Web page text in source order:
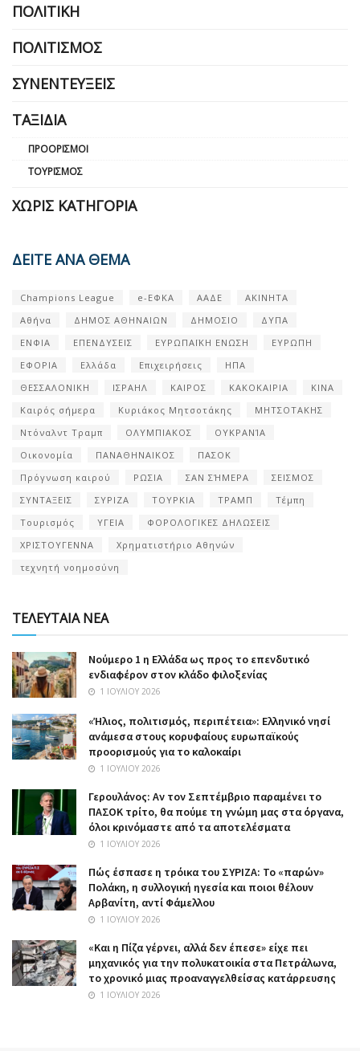
ΠΟΛΙΤΙΚΉ
ΠΟΛΙΤΙΣΜΌΣ
ΣΥΝΕΝΤΕΎΞΕΙΣ
ΤΑΞΊΔΙΑ
ΠΡΟΟΡΙΣΜΟΊ
ΤΟΥΡΙΣΜΌΣ
ΧΩΡΊΣ ΚΑΤΗΓΟΡΊΑ
ΔΕΙΤΕ ΑΝΑ ΘΕΜΑ
Champions League e-ΕΦΚΑ ΑΑΔΕ
ΑΚΙΝΗΤΑ
Αθήνα
ΔΗΜΟΣ ΑΘΗΝΑΙΩΝ ΔΗΜΟΣΙΟ
ΔΥΠΑ
ΕΝΦΙΑ
ΕΠΕΝΔΥΣΕΙΣ ΕΥΡΩΠΑΪΚΗ ΕΝΩΣΗ
ΕΥΡΩΠΗ
ΕΦΟΡΙΑ
Ελλάδα Επιχειρήσεις
ΗΠΑ
ΘΕΣΣΑΛΟΝΙΚΗ
ΙΣΡΑΗΛ ΚΑΙΡΟΣ ΚΑΚΟΚΑΙΡΙΑ
ΚΙΝΑ
Καιρός σήμερα
Κυριάκος Μητσοτάκης
ΜΗΤΣΟΤΑΚΗΣ
Ντόναλντ Τραμπ
ΟΛΥΜΠΙΑΚΟΣ
ΟΥΚΡΑΝΊΑ
Οικονομία
ΠΑΝΑΘΗΝΑΙΚΟΣ
ΠΑΣΟΚ
Πρόγνωση καιρού
ΡΩΣΙΑ ΣΑΝ ΣΉΜΕΡΑ
ΣΕΙΣΜΟΣ
ΣΥΝΤΑΞΕΙΣ
ΣΥΡΙΖΑ ΤΟΥΡΚΙΑ ΤΡΑΜΠ
Τέμπη
Τουρισμός
ΥΓΕΙΑ
ΦΟΡΟΛΟΓΙΚΕΣ ΔΗΛΩΣΕΙΣ
ΧΡΙΣΤΟΥΓΕΝΝΑ
Χρηματιστήριο Αθηνών
τεχνητή νοημοσύνη
ΤΕΛΕΥΤΑΙΑ ΝΕΑ
Nούμερο 1 η Ελλάδα ως προς το επενδυτικό
ενδιαφέρον στον κλάδο φιλοξενίας
1 ΙΟΥΛΊΟΥ 2026
«Ήλιος, πολιτισμός, περιπέτεια»: Ελληνικό νησί
ανάμεσα στους κορυφαίους ευρωπαϊκούς
προορισμούς για το καλοκαίρι
1 ΙΟΥΛΊΟΥ 2026
Γερουλάνος: Αν τον Σεπτέμβριο παραμένει το
ΠΑΣΟΚ τρίτο, θα πούμε τη γνώμη μας στα όργανα,
όλοι κρινόμαστε από τα αποτελέσματα
1 ΙΟΥΛΊΟΥ 2026
Πώς έσπασε η τρόικα του ΣΥΡΙΖΑ: Το «παρών»
Πολάκη, η συλλογική ηγεσία και ποιοι θέλουν
Αρβανίτη, αντί Φάμελλου
1 ΙΟΥΛΊΟΥ 2026
«Και η Πίζα γέρνει, αλλά δεν έπεσε» είχε πει
μηχανικός για την πολυκατοικία στα Πετράλωνα,
το χρονικό μιας προαναγγελθείσας κατάρρευσης
1 ΙΟΥΛΊΟΥ 2026